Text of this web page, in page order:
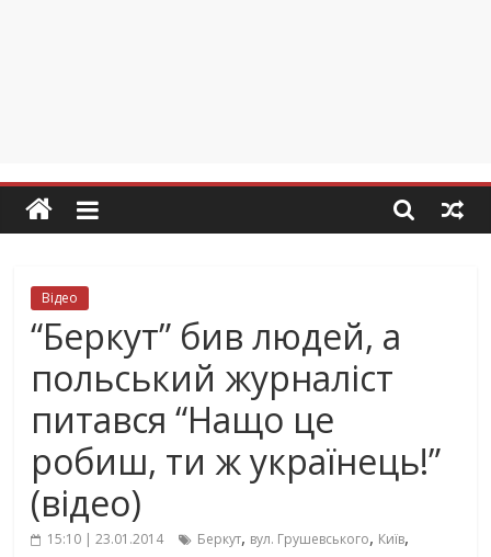
Відео
“Беркут” бив людей, а
польський журналіст
питався “Нащо це
робиш, ти ж українець!”
(відео)
15:10 | 23.01.2014 Беркут, вул. Грушевського, Київ,